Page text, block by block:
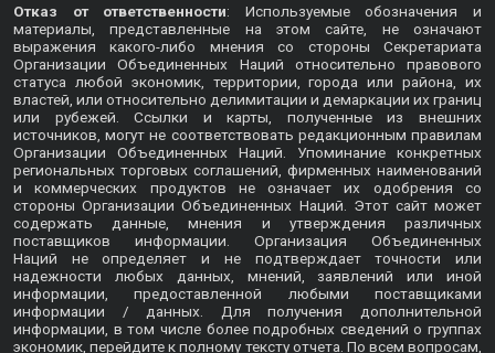
Отказ от ответственности: Используемые обозначения и
материалы, представленные на этом сайте, не означают
выражения какого-либо мнения со стороны Секретариата
Организации Объединенных Наций относительно правового
статуса любой экономик, территории, города или района, их
властей, или относительно делимитации и демаркации их границ
или рубежей. Ссылки и карты, полученные из внешних
источников, могут не соответствовать редакционным правилам
Организации Объединенных Наций. Упоминание конкретных
региональных торговых соглашений, фирменных наименований
и коммерческих продуктов не означает их одобрения со
стороны Организации Объединенных Наций. Этот сайт может
содержать данные, мнения и утверждения различных
поставщиков информации. Организация Объединенных
Наций не определяет и не подтверждает точности или
надежности любых данных, мнений, заявлений или иной
информации, предоставленной любыми поставщиками
информации / данных. Для получения дополнительной
информации, в том числе более подробных сведений о группах
экономик, перейдите кполному тексту отчета . По всем вопросам,